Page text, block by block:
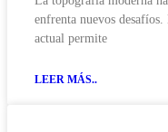
enfrenta nuevos
actual permite
LEER MÁS..